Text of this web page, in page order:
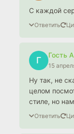
С каждой
Ответить
Г
Гость
15
Ну так, не
целом
стиле, но
Ответить